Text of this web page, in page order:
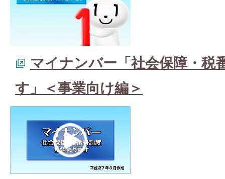
マイナンバー「社会保障・税
す」＜事業向け編＞